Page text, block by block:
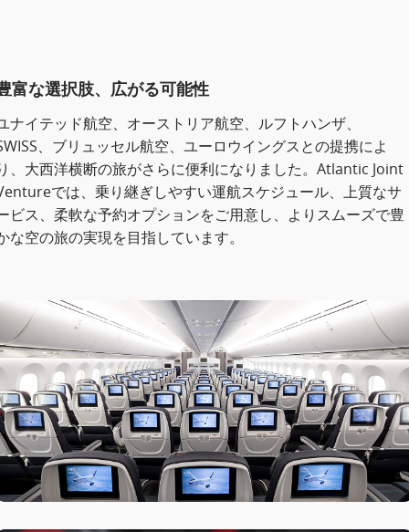
富な選択肢、広がる可能性
ナイテッド航空、オーストリア航空、ルフトハンザ、
、ブリュッセル航空、ユーロウイングスとの提携によ
、大西洋横断の旅がさらに便利になりました。Atlantic Joint
では、乗り継ぎしやすい運航スケジュール、上質なサ
ビス、柔軟な予約オプションをご用意し、よりスムーズで豊
な空の旅の実現を目指しています。